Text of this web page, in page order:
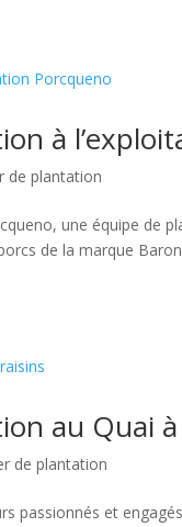
à
de plantation
une équipe de
de la marque
au Quai
de plantation
passionnés et